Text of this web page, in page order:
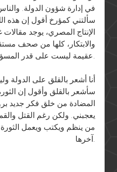
في إدارة شؤون الدولة.
سألتني كمؤرخ أقول إن هذه
الإنتاج المصري، يوجد مقالات
والابتكار، كلها من صحف
أنا أشعر بالقلق على الدولة
سأشعر بالقلق وأقول إن
المضادة من خلق فكر جديد
يعجبني. ولكن رغم القتل
من ينظم ويكتب ويعمل